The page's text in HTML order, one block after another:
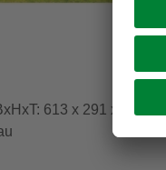
613 x 291 x 277 cm,